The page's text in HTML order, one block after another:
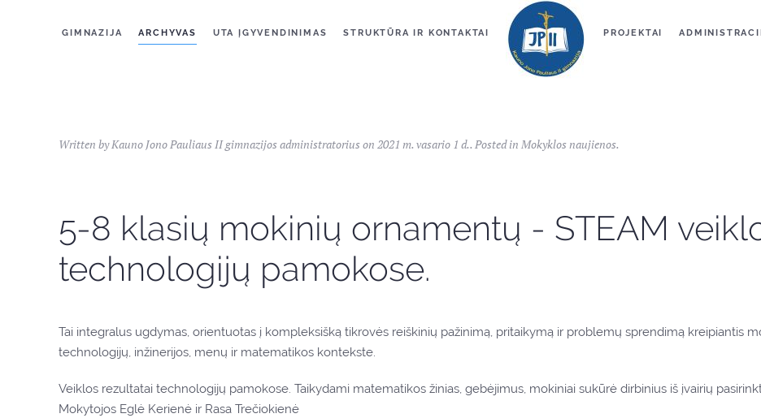
GIMNAZIJA ARCHYVAS UTA ĮGYVENDINIMAS STRUKTŪRA IR KONTAKTAI PROJEKTAI
Written by Kauno Jono Pauliaus II gimnazijos administratorius on 2021 m. vasario 1 d.. Posted in Mokyklos naujienos.
5-8 klasių mokinių ornamentų - STEAM
technologijų pamokose.
Tai integralus ugdymas, orientuotas į kompleksišką tikrovės reiškinių pažinimą, pritaikymą ir problemų sprendimą kreipiantis
technologijų, inžinerijos, menų ir matematikos kontekste.
Veiklos rezultatai technologijų pamokose. Taikydami matematikos žinias, gebėjimus, mokiniai sukūrė dirbinius iš įvairių
Mokytojos Eglė Kerienė ir Rasa Trečiokienė